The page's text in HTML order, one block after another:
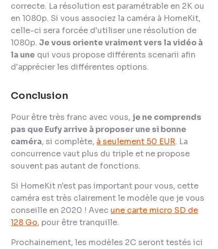
correcte. La résolution est paramétrable en 2K ou
en 1080p. Si vous associez la caméra à HomeKit,
celle-ci sera forcée d'utiliser une résolution de
1080p. Je vous oriente vraiment vers la vidéo à
la une qui vous propose différents scenarii afin
d'apprécier les différentes options.
Conclusion
Pour être très franc avec vous, je ne comprends
pas que Eufy arrive à proposer une si bonne
caméra, si complète, à seulement 50 EUR. La
concurrence vaut plus du triple et ne propose
souvent pas autant de fonctions.
Si HomeKit n'est pas important pour vous, cette
caméra est très clairement le modèle que je vous
conseille en 2020 ! Avec une carte micro SD de
128 Go, pour être tranquille.
Prochainement, les modèles 2C seront testés ici